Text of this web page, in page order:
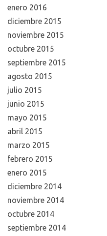
enero 2016
diciembre 2015
noviembre 2015
octubre 2015
septiembre 2015
agosto 2015
julio 2015
junio 2015
mayo 2015
abril 2015
marzo 2015
febrero 2015
enero 2015
diciembre 2014
noviembre 2014
octubre 2014
septiembre 2014